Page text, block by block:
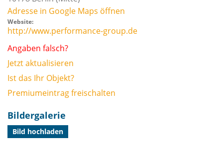
Adresse in Google Maps öffnen
Website:
http://www.performance-group.de
Angaben falsch?
Jetzt aktualisieren
Ist das Ihr Objekt?
Premiumeintrag freischalten
Bildergalerie
Bild hochladen